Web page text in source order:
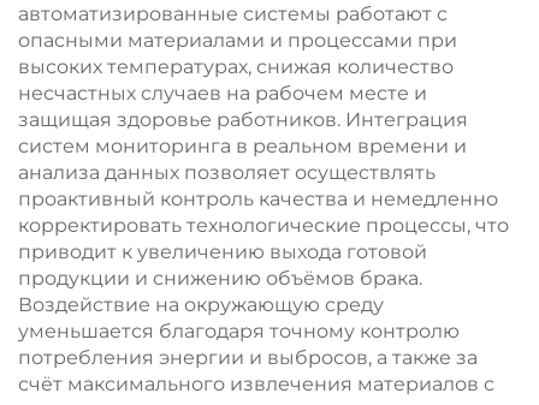
автоматизированные системы работают с
опасными материалами и процессами при
высоких температурах, снижая количество
несчастных случаев на рабочем месте и
защищая здоровье работников. Интеграция
систем мониторинга в реальном времени и
анализа данных позволяет осуществлять
проактивный контроль качества и немедленно
корректировать технологические процессы, что
приводит к увеличению выхода готовой
продукции и снижению объёмов брака.
Воздействие на окружающую среду
уменьшается благодаря точному контролю
потребления энергии и выбросов, а также за
счёт максимального извлечения материалов с